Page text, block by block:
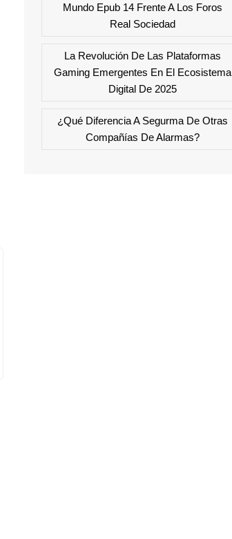
Mundo Epub 14 Frente A Los Foros
Real Sociedad
La Revolución De Las Plataformas
Gaming Emergentes En El Ecosistema
Digital De 2025
¿Qué Diferencia A Segurma De Otras
Compañías De Alarmas?